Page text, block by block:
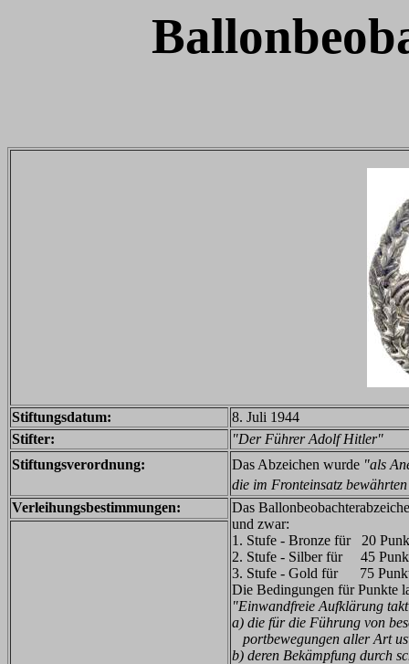
Stiftungsdatum:
8. Juli 1944
Stifter:
"Der Führer Adolf Hitler"
Stiftungsverordnung:
Das Abzeichen wurde "als
die im Fronteinsatz
Verleihungsbestimmungen:
Das
und zwar:
1. Stufe - Bronze für 20
2. Stufe - Silber für 45
3. Stufe - Gold für 75
Die Bedingungen für Punkte
"Einwandfreie Aufklärung
a) die für die Führung von
portbewegungen aller Art
b) deren Bekämpfung durch